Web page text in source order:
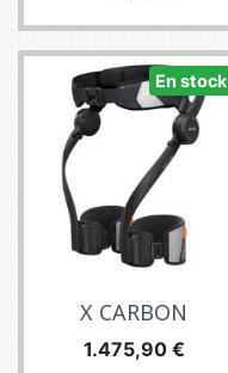
En stock
X CARBON
Precio
1.475,90 €